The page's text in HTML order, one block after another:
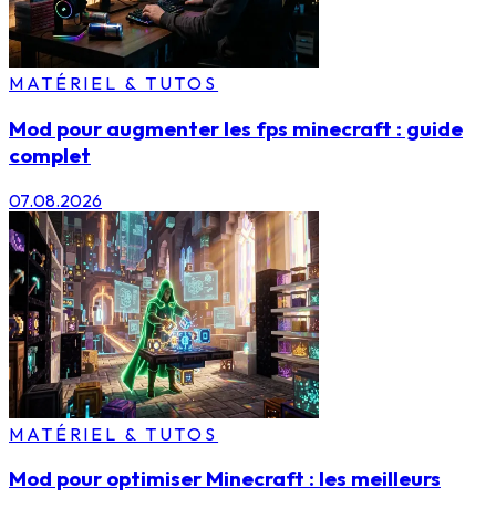
MATÉRIEL & TUTOS
Mod pour augmenter les fps minecraft : guide
complet
07.08.2026
MATÉRIEL & TUTOS
Mod pour optimiser Minecraft : les meilleurs